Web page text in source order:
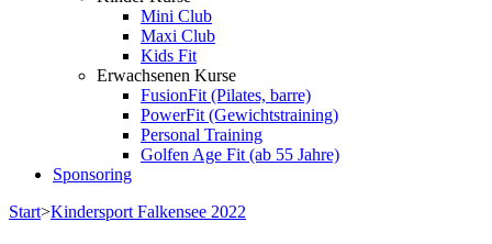
Mini Club
Maxi Club
Kids Fit
Erwachsenen Kurse
FusionFit (Pilates, barre)
PowerFit (Gewichtstraining)
Personal Training
Golfen Age Fit (ab 55 Jahre)
Sponsoring
Start>Kindersport Falkensee 2022